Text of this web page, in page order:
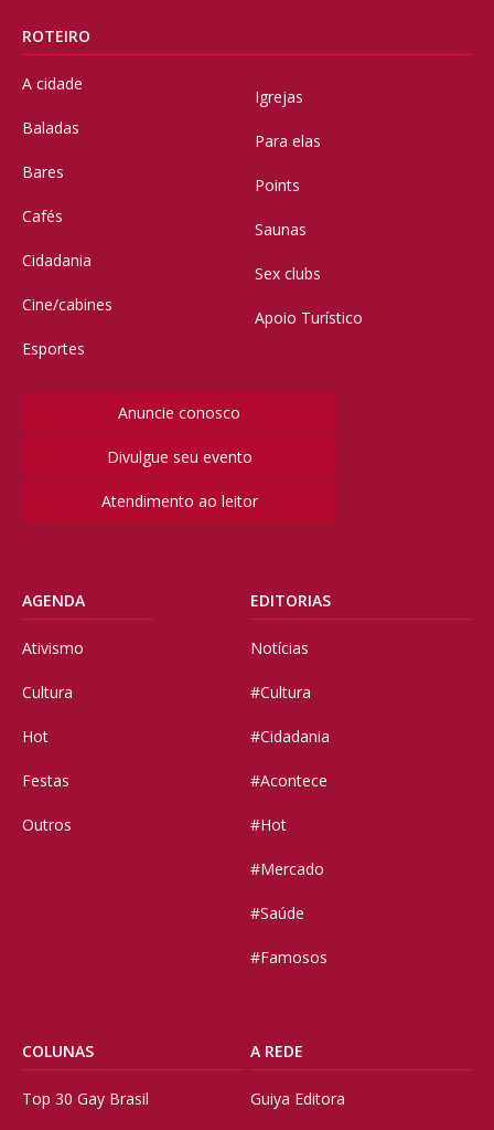
ROTEIRO
A cidade
Baladas
Bares
Cafés
Cidadania
Cine/cabines
Esportes
Igrejas
Para elas
Points
Saunas
Sex clubs
Apoio Turístico
Anuncie conosco
Divulgue seu evento
Atendimento ao leitor
AGENDA
Ativismo
Cultura
Hot
Festas
Outros
EDITORIAS
Notícias
#Cultura
#Cidadania
#Acontece
#Hot
#Mercado
#Saúde
#Famosos
COLUNAS
Top 30 Gay Brasil
A REDE
Guiya Editora